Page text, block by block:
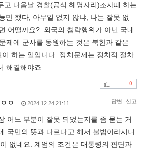
고 다음날 경찰(공식 해명자리)조사때 하는
만 했다, 아무일 없지 않냐, 나는 잘못 없
어떨까요? 외국의 침략행위가 아닌 국내
제에 군사를 동원하는 것은 북한과 같은
이 하는 일입니다. 정치문제는 정치적 절차
해결해야죠
0
ㅇ 2024.12.24 21:11 답변 신고
어느 부분이 잘못 되었는지를 좀 묻는 거
국민의 뜻과 다르다고 해서 불법이라시니
없네요. 계엄의 조건은 대통령의 판단과